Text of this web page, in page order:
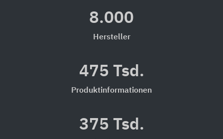
8.000
Hersteller
475 Tsd.
Produktinformationen
375 Tsd.